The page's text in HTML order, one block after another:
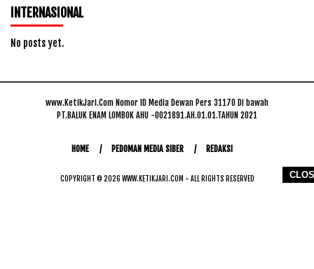
INTERNASIONAL
No posts yet.
www.KetikJari.Com Nomor ID Media Dewan Pers 31170 Di bawah
PT.BALUK ENAM LOMBOK AHU -0021891.AH.01.01.TAHUN 2021
HOME PEDOMAN MEDIA SIBER REDAKSI
COPYRIGHT © 2026 WWW.KETIKJARI.COM - ALL RIGHTS RESERVED